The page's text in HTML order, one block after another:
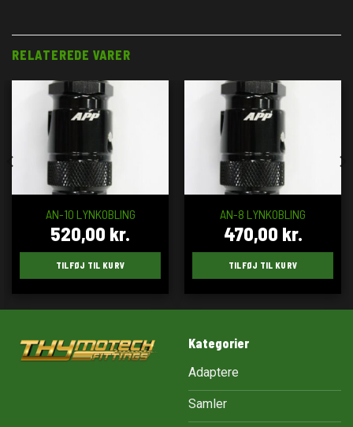
RELATEREDE VARER
AN-10 LYNKOBLING
520,00 kr.
TILFØJ TIL KURV
AN-8 LYNKOBLING
470,00 kr.
TILFØJ TIL KURV
Kategorier
Adaptere
Samler